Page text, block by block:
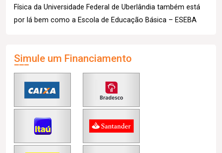
Física da Universidade Federal de Uberlândia também está
por lá bem como a Escola de Educação Básica – ESEBA
Simule um Financiamento